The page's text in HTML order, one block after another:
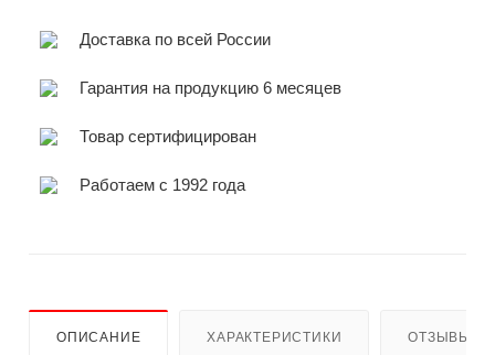
Доставка по всей России
Гарантия на продукцию 6 месяцев
Товар сертифицирован
Работаем с 1992 года
ОПИСАНИЕ ХАРАКТЕРИСТИКИ ОТЗЫВЫ